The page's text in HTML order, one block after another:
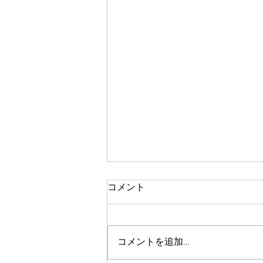
お菓子すくい
コメント
コメントを追加…